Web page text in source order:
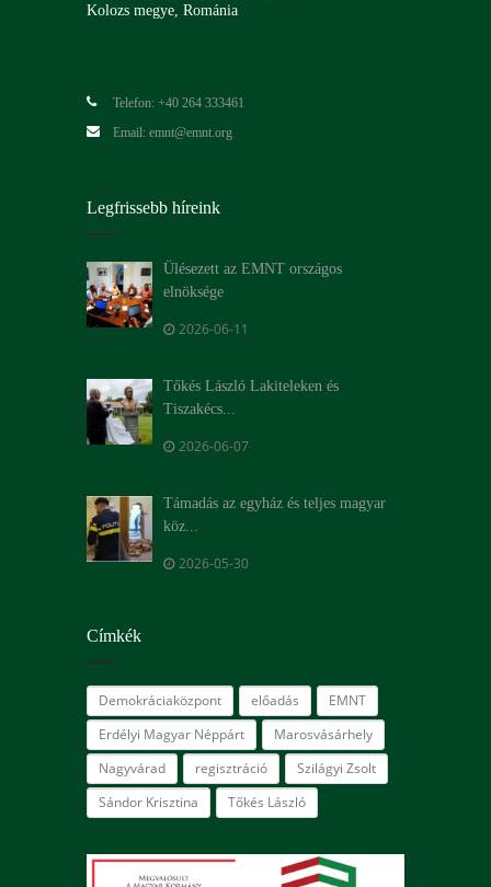
Kolozs megye, Románia
Telefon: +40 264 333461
Email: emnt@emnt.org
Legfrissebb híreink
Ülésezett az EMNT országos
elnöksége
2026-06-11
Tőkés László Lakiteleken és
Tiszakécs...
2026-06-07
Támadás az egyház és teljes magyar
köz...
2026-05-30
Címkék
Demokráciaközpont előadás
EMNT
Erdélyi Magyar Néppárt
Marosvásárhely
Nagyvárad
regisztráció
Szilágyi Zsolt
Sándor Krisztina
Tőkés László